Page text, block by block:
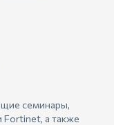
семинары,
а также